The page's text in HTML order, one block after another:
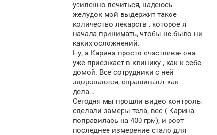
усиленно лечиться, надеюсь
желудок мой выдержит такое
количество лекарств , которое я
начала принимать, чтобы не было ни
каких осложнений.
Ну, а Карина просто счастлива- она
уже приезжает в клинику , как к себе
домой. Все сотрудники с ней
здороваются, спрашивают как
дела...
Сегодня мы прошли видео контроль,
сделали замеры тела, вес ( Карина
поправилась на 400 грм), и рост -
последнее измерение стало для